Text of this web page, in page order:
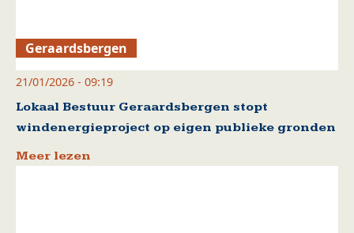
Geraardsbergen
21/01/2026 - 09:19
Lokaal Bestuur Geraardsbergen stopt
windenergieproject op eigen publieke gronden
Meer lezen